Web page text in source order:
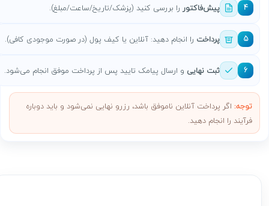
4 پیش‌فاکتور را بررسی کنید (پزشک/تاریخ/ساعت/مبلغ).
5 پرداخت را انجام دهید: آنلاین یا کیف پول (در صورت موجودی کافی).
6 ثبت نهایی و ارسال پیامک تایید پس از پرداخت موفق انجام می‌شود.
توجه: اگر پرداخت آنلاین ناموفق باشد، رزرو نهایی نمی‌شود و باید دوباره
فرآیند را انجام دهید.